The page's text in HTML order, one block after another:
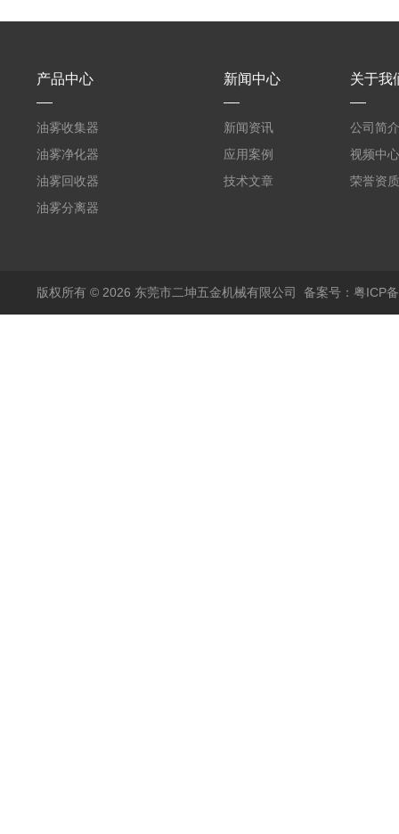
产品中心
油雾收集器
油雾净化器
油雾回收器
油雾分离器
新闻中心
新闻资讯
应用案例
技术文章
关于我
公司简介
视频中心
荣誉资质
版权所有 © 2026 东莞市二坤五金机械有限公司 备案号：粤ICP